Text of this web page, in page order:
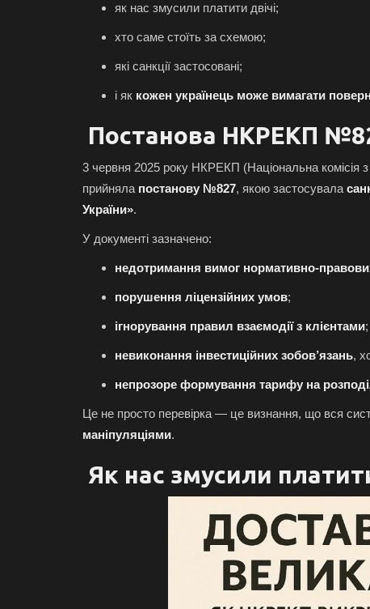
як нас змусили платити двічі;
хто саме стоїть за схемою;
які санкції застосовані;
і як кожен українець може вимагати
Постанова НКРЕКП
3 червня 2025 року НКРЕКП (Національна комісія
прийняла постанову №827, якою застосувала
України».
У документі зазначено:
недотримання вимог нормативно-
порушення ліцензійних умов;
ігнорування правил взаємодії з клієнтами;
невиконання інвестиційних зобов’язань,
непрозоре формування тарифу на
Це не просто перевірка — це визнання, що вся
маніпуляціями.
Як нас змусили